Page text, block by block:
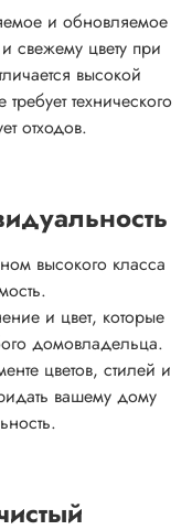
и обновляемое
свежему цвету при
высокой
технического
отходов.
высокого класса
и цвет, которые
домовладельца.
цветов, стилей и
вашему дому